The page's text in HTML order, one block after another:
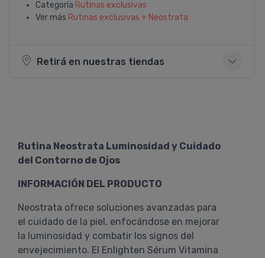
Categoría Rutinas exclusivas
Ver más Rutinas exclusivas + Neostrata
Retirá en nuestras tiendas
Rutina Neostrata Luminosidad y Cuidado
del Contorno de Ojos
INFORMACIÓN DEL PRODUCTO
Neostrata ofrece soluciones avanzadas para
el cuidado de la piel, enfocándose en mejorar
la luminosidad y combatir los signos del
envejecimiento. El Enlighten Sérum Vitamina